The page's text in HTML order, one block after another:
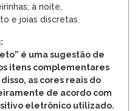
à noite,
e joias discretas.
é uma sugestão de
itens complementares
as cores reais do
de acordo com
eletrônico utilizado.